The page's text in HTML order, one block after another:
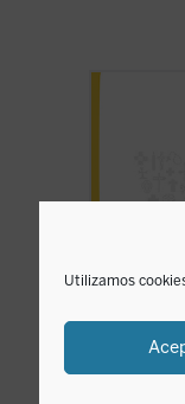
Utilizamos
esencia de
sin su